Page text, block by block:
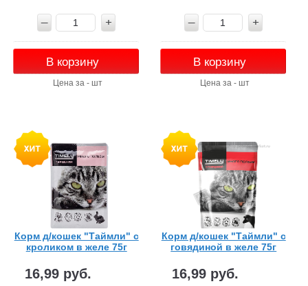
В корзину
Цена за - шт
В корзину
Цена за - шт
Корм д/кошек "Таймли" с
кроликом в желе 75г
16,99 руб.
Корм д/кошек "Таймли" с
говядиной в желе 75г
16,99 руб.